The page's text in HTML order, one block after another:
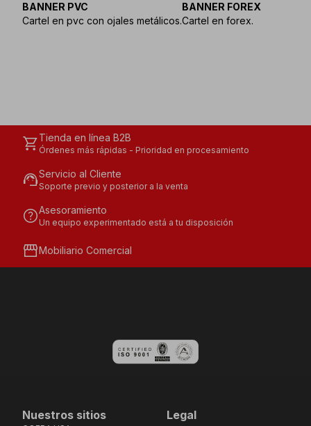
BANNER PVC
Cartel en pvc con ojales metálicos.
BANNER FOREX
Cartel en forex.
shopping_cartTienda en línea B2B
Órdenes más rápidas - Prioridad en procesamiento
support_agentServicio al Cliente
Soporte previo y posterior a la venta
helpAsesoramiento
Un equipo experimentado está a tu disposición
storefrontMobiliario Comercial
Nuestros sitios Legal